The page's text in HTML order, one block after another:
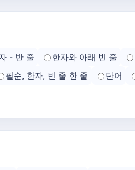
- 반 줄 한자와 아래 빈 줄
필순, 한자, 빈 줄 한 줄 단어